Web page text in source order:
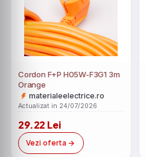
Cordon F+P H05W-F3G1 3m
Orange
materialeelectrice.ro
Actualizat in 24/07/2026
29.22 Lei
Vezi oferta